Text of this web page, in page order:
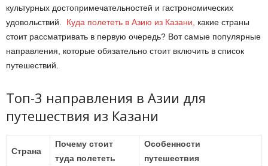
культурных достопримечательностей и гастрономических
удовольствий. Куда полететь в Азию из Казани,
какие страны
стоит рассматривать в первую очередь? Вот самые популярные
направления, которые обязательно стоит включить в список
путешествий.
Топ-3 направления в Азии для
путешествия из Казани
Страна
Почему стоит
туда полететь
Особенности
путешествия